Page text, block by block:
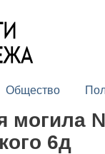
Общество
могила
6д